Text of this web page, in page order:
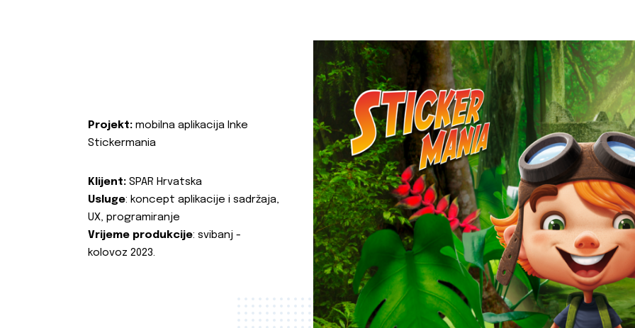
Projekt: mobilna aplikacija Inke
Stickermania
Klijent: SPAR Hrvatska
Usluge: koncept aplikacije i sadržaja,
UX, programiranje
Vrijeme produkcije: svibanj -
kolovoz 2023.